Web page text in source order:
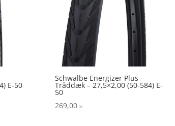
E-50
Schwalbe Energizer Plus –
Tråddæk – 27,5×2,00 (50-584) E-
50
269,00 kr.